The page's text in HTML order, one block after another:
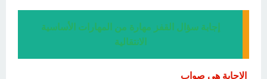
إجابة سؤال القفز مهارة من المهارات الأساسية
الانتقالية
الاجابة هي صواب